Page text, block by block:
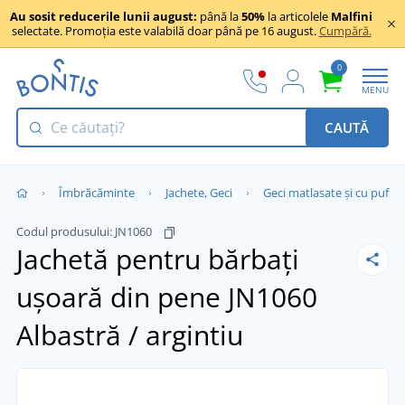
Au sosit reducerile lunii august: până la50% la articolele Malfini
selectate. Promoția este valabilă doar până pe 16 august.Cumpără.
0
MENU
CAUTĂ
Îmbrăcăminte Jachete, Geci Geci matlasate și cu puf
Codul produsului: JN1060
Jachetă pentru bărbați
ușoară din pene JN1060
Albastră / argintiu